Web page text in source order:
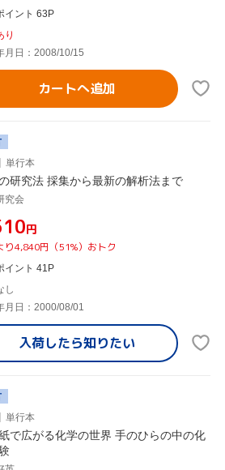
イント 63P
り
月日：2008/10/15
カートへ追加
単行本
研究法 採集から最新の解析法まで
究会
円
り4,840円（51%）おトク
イント 41P
し
月日：2000/08/01
入荷したら知りたい
単行本
で広がる化学の世界 手のひらの中の化